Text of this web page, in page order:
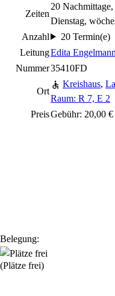
Zeiten
20
Dienstag,
Anzahl
20 Termin(e)
LeitungEdita
Nummer35410FD
Ort
Kreishaus,
Raum: R 7, E 2
PreisGebühr: 20,00 €
Belegung:
(Plätze frei)